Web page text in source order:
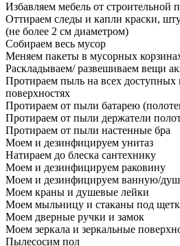
Избавляем мебель от строительной
Оттираем следы и капли краски,
(не более 2 см диаметром)
Собираем весь мусор
Меняем пакеты в мусорных
Раскладываем/ развешиваем вещи
Протираем пыль на всех доступных
поверхностях
Протираем от пыли батарею
Протираем от пыли держатели
Протираем от пыли настенные бра
Моем и дезинфицируем унитаз
Натираем до блеска сантехнику
Моем и дезинфицируем раковину
Моем и дезинфицируем ванную/
Моем краны и душевые лейки
Моем мыльницу и стаканы под
Моем дверные ручки и замок
Моем зеркала и зеркальные
Пылесосим пол